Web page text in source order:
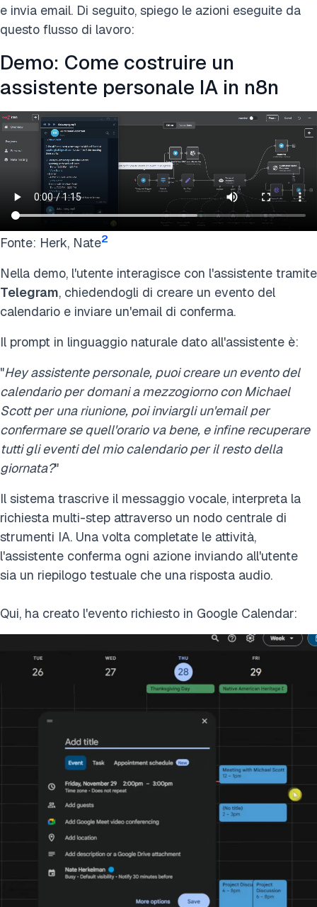
e invia email. Di seguito, spiego le azioni eseguite da
questo flusso di lavoro:
Demo: Come costruire un
assistente personale IA in n8n
Fonte: Herk, Nate2
Nella demo, l'utente interagisce con l'assistente tramite
Telegram, chiedendogli di creare un evento del
calendario e inviare un'email di conferma.
Il prompt in linguaggio naturale dato all'assistente è:
"Hey assistente personale, puoi creare un evento del
calendario per domani a mezzogiorno con Michael
Scott per una riunione, poi inviargli un'email per
confermare se quell'orario va bene, e infine recuperare
tutti gli eventi del mio calendario per il resto della
giornata?"
Il sistema trascrive il messaggio vocale, interpreta la
richiesta multi-step attraverso un nodo centrale di
strumenti IA. Una volta completate le attività,
l'assistente conferma ogni azione inviando all'utente
sia un riepilogo testuale che una risposta audio.
Qui, ha creato l'evento richiesto in Google Calendar: